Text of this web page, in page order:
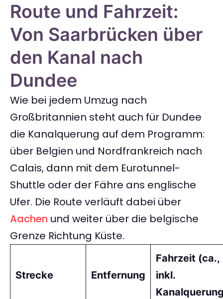
Route und Fahrzeit:
Von Saarbrücken über
den Kanal nach
Dundee
Wie bei jedem Umzug nach
Großbritannien steht auch für Dundee
die Kanalquerung auf dem Programm:
über Belgien und Nordfrankreich nach
Calais, dann mit dem Eurotunnel-
Shuttle oder der Fähre ans englische
Ufer. Die Route verläuft dabei über
Aachen und weiter über die belgische
Grenze Richtung Küste.
Strecke Entfernung
Fahrzeit (ca.,
inkl.